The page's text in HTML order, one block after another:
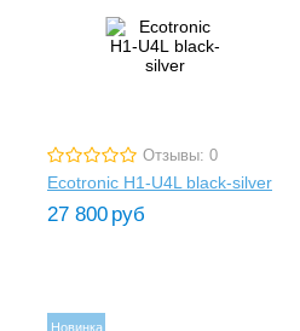
Отзывы: 0
Ecotronic H1-U4L black-silver
27 800 руб
Новинка